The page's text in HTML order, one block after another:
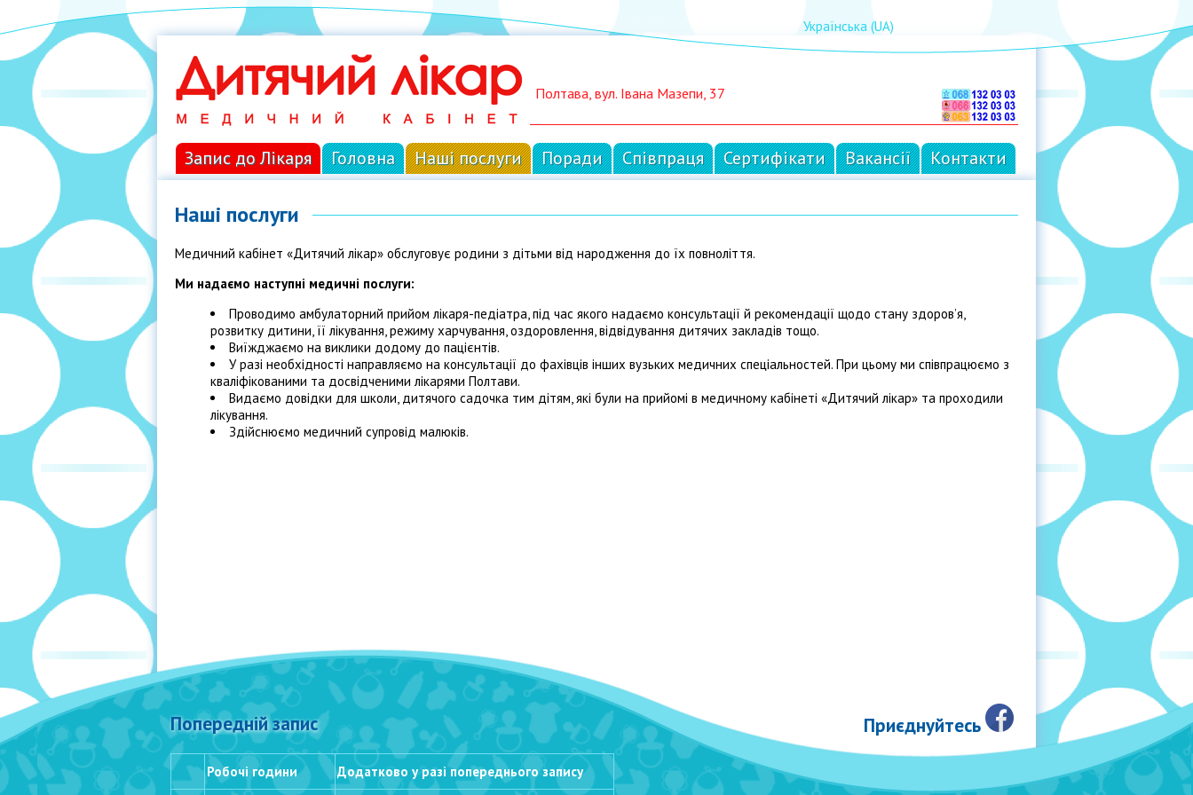
Українська (UA)
Полтава, вул. Івана Мазепи, 37
Запис до Лікаря Головна Наші послуги Поради Співпраця Сертифікати Вакансії Контакти
Наші послуги
Медичний кабінет «Дитячий лікар» обслуговує родини з дітьми від народження до їх повноліття.
Ми надаємо наступні медичні послуги:
Проводимо амбулаторний прийом лікаря-педіатра, під час якого надаємо консультації й рекомендації щодо стану здоров’я,
розвитку дитини, її лікування, режиму харчування, оздоровлення, відвідування дитячих закладів тощо.
Виїжджаємо на виклики додому до пацієнтів.
У разі необхідності направляємо на консультації до фахівців інших вузьких медичних спеціальностей. При цьому ми співпрацюємо з
кваліфікованими та досвідченими лікарями Полтави.
Видаємо довідки для школи, дитячого садочка тим дітям, які були на прийомі в медичному кабінеті «Дитячий лікар» та проходили
лікування.
Здійснюємо медичний супровід малюків.
Попередній запис
Робочі години Додатково у разіпопереднього запису
Приєднуйтесь